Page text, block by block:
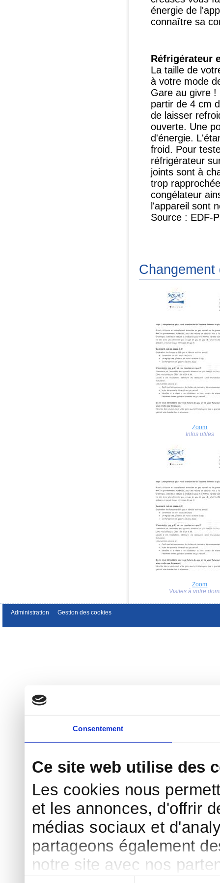
Consentement
Ce site web utilise des
Les cookies nous
et les annonces, d'offrir
médias sociaux et
partageons également
notre site avec nos
énergie de
connaître sa
Réfrigérateur
La taille de
à votre mode
Gare au givre !
partir de 4 cm
de laisser
ouverte. Une
d'énergie.
froid. Pour
réfrigérateur
joints sont à
trop
congélateur
l'appareil sont
Source : EDF-
Changement
Zoom
Infos utiles
Zoom
Visites à votre
Administration Gestion des cookies